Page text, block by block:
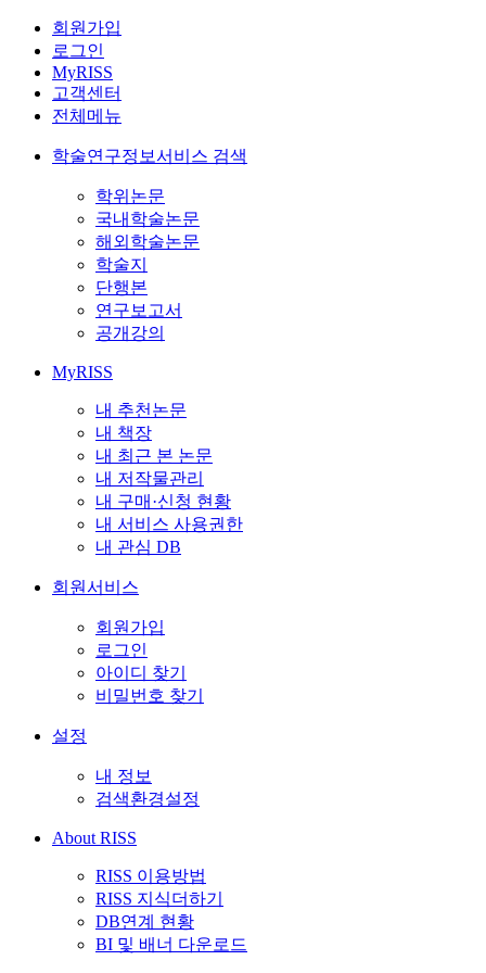
회원가입
로그인
MyRISS
고객센터
전체메뉴
학술연구정보서비스 검색
학위논문
국내학술논문
해외학술논문
학술지
단행본
연구보고서
공개강의
MyRISS
내 추천논문
내 책장
내 최근 본 논문
내 저작물관리
내 구매·신청 현황
내 서비스 사용권한
내 관심 DB
회원서비스
회원가입
로그인
아이디 찾기
비밀번호 찾기
설정
내 정보
검색환경설정
About RISS
RISS 이용방법
RISS 지식더하기
DB연계 현황
BI 및 배너 다운로드